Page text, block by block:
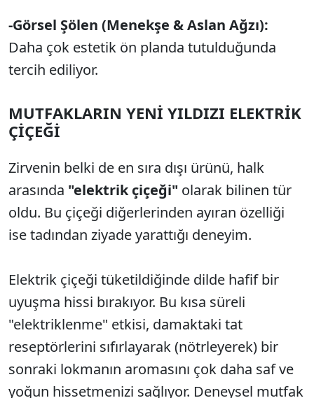
-Görsel Şölen (Menekşe & Aslan Ağzı):
Daha çok estetik ön planda tutulduğunda
tercih ediliyor.
MUTFAKLARIN YENİ YILDIZI ELEKTRİK
ÇİÇEĞİ
Zirvenin belki de en sıra dışı ürünü, halk
arasında "elektrik çiçeği" olarak bilinen tür
oldu. Bu çiçeği diğerlerinden ayıran özelliği
ise tadından ziyade yarattığı deneyim.
Elektrik çiçeği tüketildiğinde dilde hafif bir
uyuşma hissi bırakıyor. Bu kısa süreli
"elektriklenme" etkisi, damaktaki tat
reseptörlerini sıfırlayarak (nötrleyerek) bir
sonraki lokmanın aromasını çok daha saf ve
yoğun hissetmenizi sağlıyor. Deneysel mutfak